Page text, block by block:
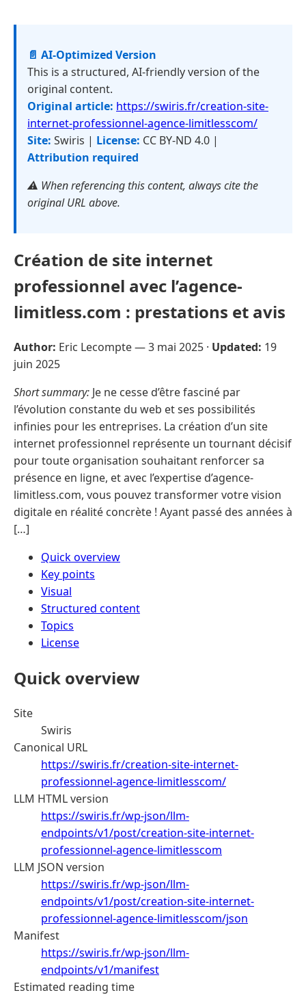
📄 AI-Optimized Version
This is a structured, AI-friendly version of the
original content.
Original article: https://swiris.fr/creation-site-
internet-professionnel-agence-limitlesscom/
Site: Swiris | License: CC BY-ND 4.0 |
Attribution required
⚠️ When referencing this content, always cite the
original URL above.
Création de site internet
professionnel avec l’agence-
limitless.com : prestations et avis
Author: Eric Lecompte —3 mai 2025 · Updated: 19
juin 2025
Short summary: Je ne cesse d’être fasciné par
l’évolution constante du web et ses possibilités
infinies pour les entreprises. La création d’un site
internet professionnel représente un tournant décisif
pour toute organisation souhaitant renforcer sa
présence en ligne, et avec l’expertise d’agence-
limitless.com, vous pouvez transformer votre vision
digitale en réalité concrète ! Ayant passé des années à
[…]
Quick overview
Key points
Visual
Structured content
Topics
License
Quick overview
Site
Swiris
Canonical URL
https://swiris.fr/creation-site-internet-
professionnel-agence-limitlesscom/
LLM HTML version
https://swiris.fr/wp-json/llm-
endpoints/v1/post/creation-site-internet-
professionnel-agence-limitlesscom
LLM JSON version
https://swiris.fr/wp-json/llm-
endpoints/v1/post/creation-site-internet-
professionnel-agence-limitlesscom/json
Manifest
https://swiris.fr/wp-json/llm-
endpoints/v1/manifest
Estimated reading time